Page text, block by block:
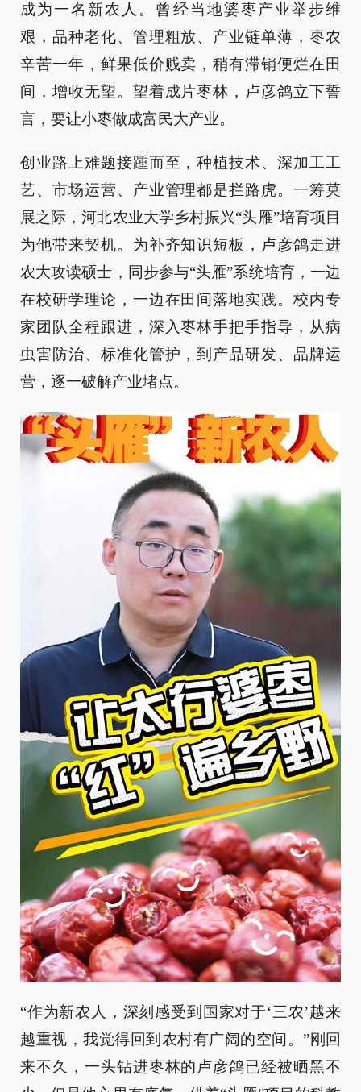
成为一名新农人。曾经当地婆枣产业举步维
艰，品种老化、管理粗放、产业链单薄，枣农
辛苦一年，鲜果低价贱卖，稍有滞销便烂在田
间，增收无望。望着成片枣林，卢彦鸽立下誓
言，要让小枣做成富民大产业。
创业路上难题接踵而至，种植技术、深加工工
艺、市场运营、产业管理都是拦路虎。一筹莫
展之际，河北农业大学乡村振兴“头雁”培育项目
为他带来契机。为补齐知识短板，卢彦鸽走进
农大攻读硕士，同步参与“头雁”系统培育，一边
在校研学理论，一边在田间落地实践。校内专
家团队全程跟进，深入枣林手把手指导，从病
虫害防治、标准化管护，到产品研发、品牌运
营，逐一破解产业堵点。
“作为新农人，深刻感受到国家对于‘三农’越来
越重视，我觉得回到农村有广阔的空间。”刚回
来不久，一头钻进枣林的卢彦鸽已经被晒黑不